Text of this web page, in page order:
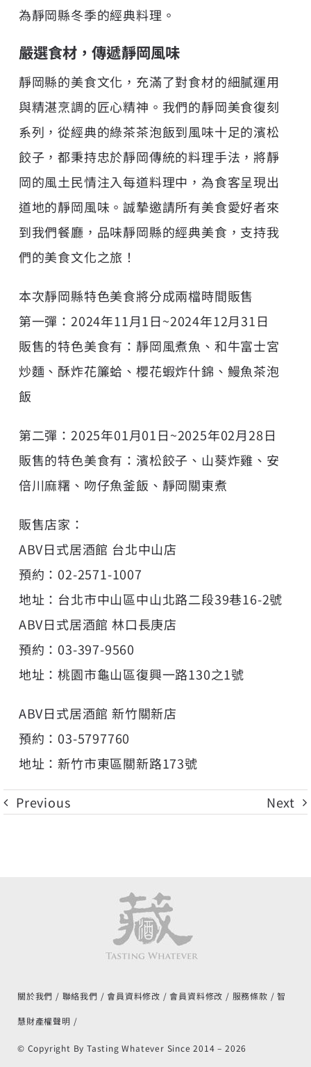
為靜岡縣冬季的經典料理。
嚴選食材，傳遞靜岡風味
靜岡縣的美食文化，充滿了對食材的細膩運用
與精湛烹調的匠心精神。我們的靜岡美食復刻
系列，從經典的綠茶茶泡飯到風味十足的濱松
餃子，都秉持忠於靜岡傳統的料理手法，將靜
岡的風土民情注入每道料理中，為食客呈現出
道地的靜岡風味。誠摯邀請所有美食愛好者來
到我們餐廳，品味靜岡縣的經典美食，支持我
們的美食文化之旅！
本次靜岡縣特色美食將分成兩檔時間販售
第一彈：2024年11月1日~2024年12月31日
販售的特色美食有：靜岡風煮魚、和牛富士宮
炒麵、酥炸花簾蛤、櫻花蝦炸什錦、鰻魚茶泡
飯
第二彈：2025年01月01日~2025年02月28日
販售的特色美食有：濱松餃子、山葵炸雞、安
倍川麻糬、吻仔魚釜飯、靜岡關東煮
販售店家：
ABV日式居酒館 台北中山店
預約：02-2571-1007
地址：台北市中山區中山北路二段39巷16-2號
ABV日式居酒館 林口長庚店
預約：03-397-9560
地址：桃園市龜山區復興一路130之1號
ABV日式居酒館 新竹關新店
預約：03-5797760
地址：新竹市東區關新路173號
Previous Next
關於我們 聯絡我們 會員資料修改 會員資料修改 服務條款 智
慧財產權聲明
© Copyright By Tasting Whatever Since 2014 – 2026